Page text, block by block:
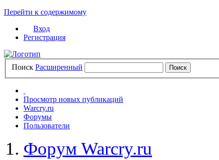
Перейти к содержимому
Вход
Регистрация
Поиск Расширенный
Просмотр новых публикаций
Warcry.ru
Форумы
Пользователи
Форум Warcry.ru